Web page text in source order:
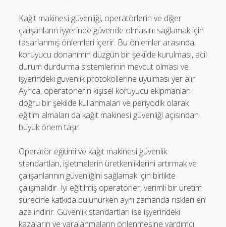
Kağıt makinesi güvenliği, operatörlerin ve diğer
çalışanların işyerinde güvende olmasını sağlamak için
tasarlanmış önlemleri içerir. Bu önlemler arasında,
koruyucu donanımın düzgün bir şekilde kurulması, acil
durum durdurma sistemlerinin mevcut olması ve
işyerindeki güvenlik protokollerine uyulması yer alır.
Ayrıca, operatörlerin kişisel koruyucu ekipmanları
doğru bir şekilde kullanmaları ve periyodik olarak
eğitim almaları da kağıt makinesi güvenliği açısından
büyük önem taşır.
Operatör eğitimi ve kağıt makinesi güvenlik
standartları, işletmelerin üretkenliklerini artırmak ve
çalışanlarının güvenliğini sağlamak için birlikte
çalışmalıdır. İyi eğitilmiş operatörler, verimli bir üretim
sürecine katkıda bulunurken aynı zamanda riskleri en
aza indirir. Güvenlik standartları ise işyerindeki
kazaların ve yaralanmaların önlenmesine yardımcı